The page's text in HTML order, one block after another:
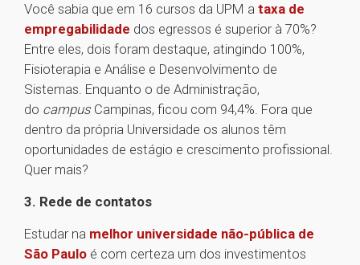
Você sabia que em 16 cursos da UPM a taxa de
empregabilidade dos egressos é superior à 70%?
Entre eles, dois foram destaque, atingindo 100%,
Fisioterapia e Análise e Desenvolvimento de
Sistemas. Enquanto o de Administração,
do campus Campinas, ficou com 94,4%. Fora que
dentro da própria Universidade os alunos têm
oportunidades de estágio e crescimento profissional.
Quer mais?
3. Rede de contatos
Estudar na melhor universidade não-pública de
São Paulo é com certeza um dos investimentos